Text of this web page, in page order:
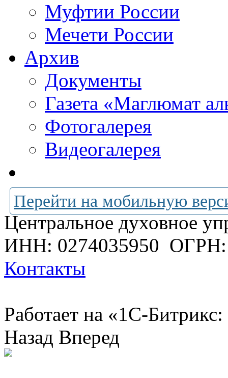
Муфтии России
Мечети России
Архив
Документы
Газета «Маглюмат
Фотогалерея
Видеогалерея
Перейти на мобильную
Центральное духовное
ИНН: 0274035950 ОГРН:
Контакты
Работает на «1С-
Назад Вперед